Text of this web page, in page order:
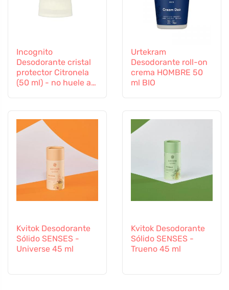
Incognito
Desodorante cristal
protector Citronela
(50 ml) - no huele a
Urtekram
Desodorante roll-on
crema HOMBRE 50
ml BIO
Kvitok Desodorante
Sólido SENSES -
Universe 45 ml
Kvitok Desodorante
Sólido SENSES -
Trueno 45 ml